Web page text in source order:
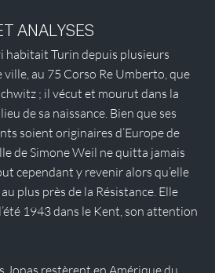
ANALYSES
habitait Turin depuis plusieurs
ville, au 75 Corso Re Umberto, que
; il vécut et mourut dans la
de sa naissance. Bien que ses
soient originaires d’Europe de
de Simone Weil ne quitta jamais
cependant y revenir alors qu’elle
plus près de la Résistance. Elle
1943 dans le Kent, son attention
Jonas restèrent en Amérique du